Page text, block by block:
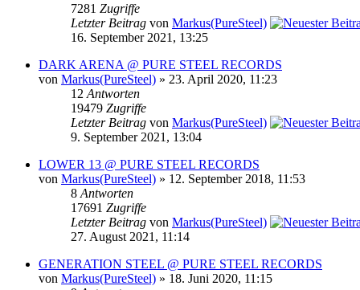
7281 Zugriffe
Letzter Beitrag von Markus(PureSteel)
16. September 2021, 13:25
DARK ARENA @ PURE STEEL RECORDS
von Markus(PureSteel) » 23. April 2020, 11:23
12 Antworten
19479 Zugriffe
Letzter Beitrag von Markus(PureSteel)
9. September 2021, 13:04
LOWER 13 @ PURE STEEL RECORDS
von Markus(PureSteel) » 12. September 2018, 11:53
8 Antworten
17691 Zugriffe
Letzter Beitrag von Markus(PureSteel)
27. August 2021, 11:14
GENERATION STEEL @ PURE STEEL RECORDS
von Markus(PureSteel) » 18. Juni 2020, 11:15